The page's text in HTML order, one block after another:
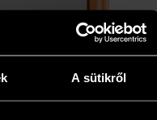
A sütikről
- Tulipános